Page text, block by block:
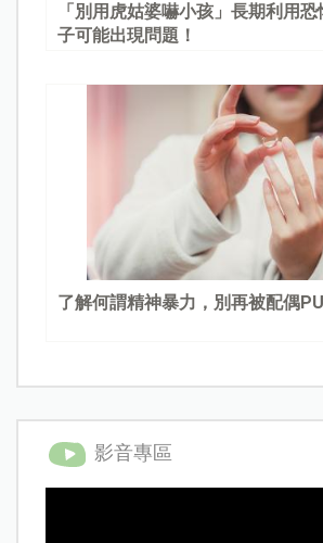
「別用虎姑婆嚇小孩」長期利用
子可能出現問題！
了解何謂精神暴力，別再被配偶
影音專區